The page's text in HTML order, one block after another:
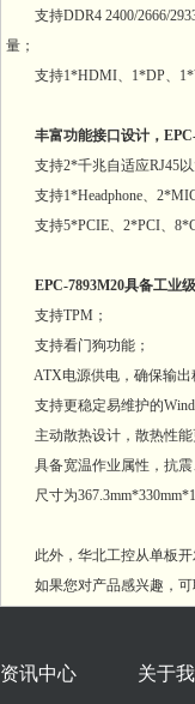
支持DDR4 2400/2666/
量；
支持1*HDMI、1*DP、
丰富功能接口设计，
支持2*千兆自适应RJ45以
支持1*Headphone、
支持5*PCIE、2*PCI、
EPC-7893M20具备工业
支持TPM；
支持看门狗功能；
ATX电源供电，确保输出
支持更稳定易维护的
主动散热设计，散热性能
具备宽温作业属性，抗震
尺寸为
此外，华北工控从单板开
如果您对产品感兴趣，可
资讯中心 关于